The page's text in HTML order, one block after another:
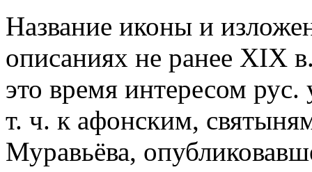
Название иконы и
описаниях не ранее XIX
это время интересом
т. ч. к афонским,
Муравьёва,